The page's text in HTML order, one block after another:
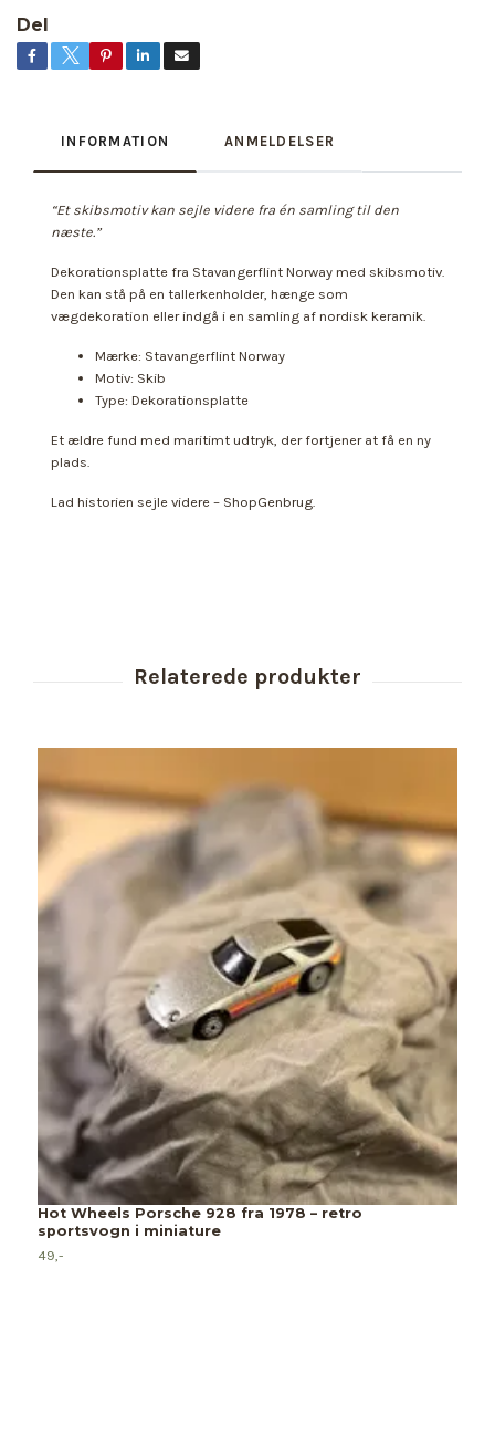
Del
INFORMATION ANMELDELSER
“Et skibsmotiv kan sejle videre fra én samling til den
næste.”
Dekorationsplatte fra Stavangerflint Norway med skibsmotiv.
Den kan stå på en tallerkenholder, hænge som
vægdekoration eller indgå i en samling af nordisk keramik.
Mærke: Stavangerflint Norway
Motiv: Skib
Type: Dekorationsplatte
Et ældre fund med maritimt udtryk, der fortjener at få en ny
plads.
Lad historien sejle videre – ShopGenbrug.
Hot Wheels Porsche 928 fra 1978 – retro
sportsvogn i miniature
49,-